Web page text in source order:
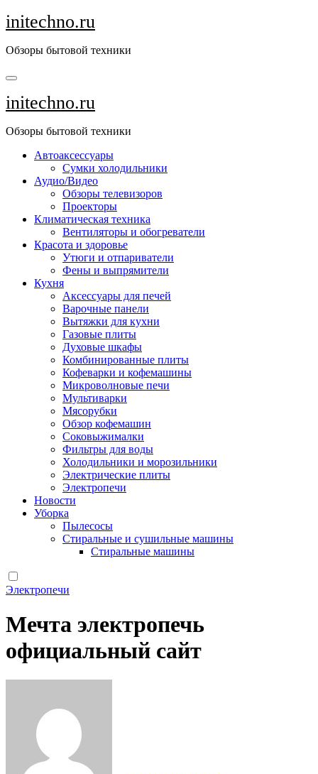
Перейти
к
initechno.ru
Обзоры бытовой техники
initechno.ru
Обзоры бытовой техники
Автоаксессуары
Сумки холодильники
Аудио/Видео
Обзоры телевизоров
Проекторы
Климатическая техника
Вентиляторы и обогреватели
Красота и здоровье
Утюги и отпариватели
Фены и выпрямители
Кухня
Аксессуары для печей
Варочные панели
Вытяжки для кухни
Газовые плиты
Духовые шкафы
Комбинированные плиты
Кофеварки и кофемашины
Микроволновые печи
Мультиварки
Мясорубки
Обзор кофемашин
Соковыжималки
Фильтры для воды
Холодильники и морозильники
Электрические плиты
Электропечи
Новости
Уборка
Пылесосы
Стиральные и сушильные машины
Стиральные машины
Электропечи
Мечта электропечь
официальный сайт